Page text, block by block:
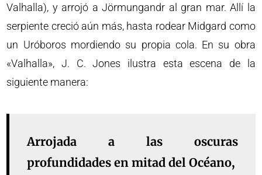
Valhalla), y arrojó a Jörmungandr al gran mar. Allí la
serpiente creció aún más, hasta rodear Midgard como
un Uróboros mordiendo su propia cola. En su obra
«Valhalla», J. C. Jones ilustra esta escena de la
siguiente manera:
Arrojada a las oscuras
profundidades en mitad del Océano,